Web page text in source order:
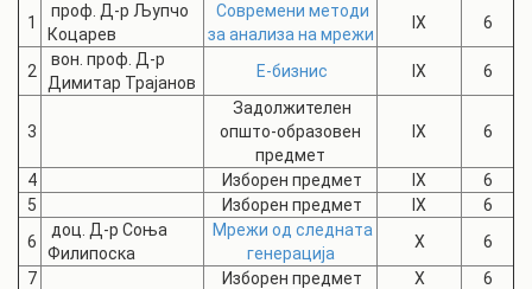
1
проф. Д-р Љупчо
Коцарев
Современи методи
за анализа на мрежи
IX 6
2
вон. проф. Д-р
Димитар Трајанов
Е-бизнис IX 6
3
Задолжителен
општо-образовен
предмет
IX 6
4 Изборен предмет IX
6
5
Изборен предмет IX
6
6
доц. Д-р Соња
Филипоска
Мрежи од следната
генерација
X
6
7
Изборен предмет X
6